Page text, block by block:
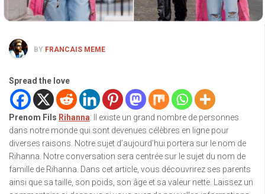
BY FRANCAIS MEME
Spread the love
Prenom Fils Rihanna: Il existe un grand nombre de personnes
dans notre monde qui sont devenues célèbres en ligne pour
diverses raisons. Notre sujet d’aujourd’hui portera sur le nom de
Rihanna. Notre conversation sera centrée sur le sujet du nom de
famille de Rihanna. Dans cet article, vous découvrirez ses parents
ainsi que sa taille, son poids, son âge et sa valeur nette. Laissez un